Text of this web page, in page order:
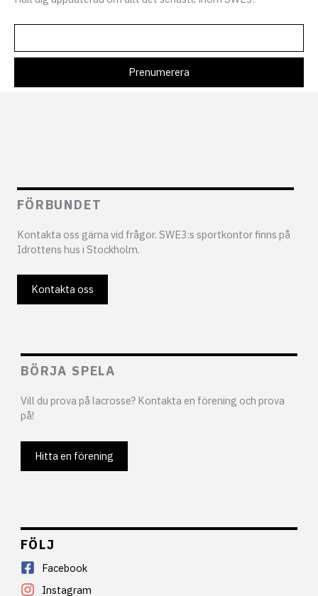
FÖRBUNDET
Kontakta oss gärna vid frågor. SWE3:s sportkontor finns på
Idrottens hus i Stockholm.
Kontakta oss
BÖRJA SPELA
Vill du prova på lacrosse? Kontakta en förening och prova
på!
Hitta en förening
FÖLJ
Facebook
Instagram